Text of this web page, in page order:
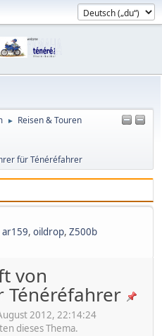
► Reisen & Touren
für Ténéréfahrer
ar159, oildrop, Z500b
von
Ténéréfahrer
2012, 22:14:24
dieses Thema.